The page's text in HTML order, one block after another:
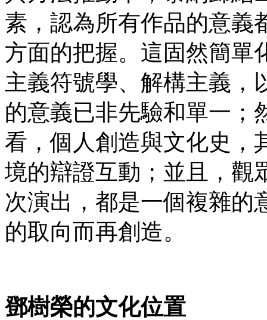
素，認為所有作品的意義
方面的把握。這固然簡單
主義符號學、解構主義，
的意義已非先驗和單一；
看，個人創造與文化史，
境的辯證互動；並且，觀
次演出，都是一個複雜的
的取向而再創造。
鄧樹榮的文化位置